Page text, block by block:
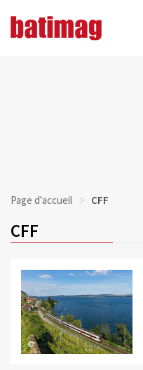
Page d'accueil CFF
CFF
©